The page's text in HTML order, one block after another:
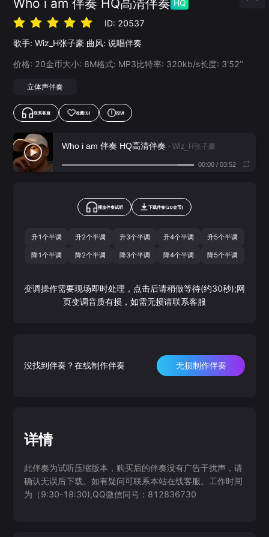
Who i am 伴奏 HQ高清伴奏 HQ
ID: 20537
歌手: Wiz_H张子豪 曲风: 说唱伴奏
价格: 20金币大小: 8M格式: MP3比特率: 320kb/s长度: 3‘52’‘
立体声伴奏
联系客服 收藏(6) 投诉
Who i am 伴奏 HQ高清伴奏 - Wiz_H张子豪
00:00/ 03:52
播放伴奏试听 下载伴奏(20金币)
升1个半调 升2个半调 升3个半调 升4个半调 升5个半调
降1个半调 降2个半调 降3个半调 降4个半调 降5个半调
变调操作需要现场即时处理，点击后请稍做等待(约30秒);网
页变调音质有损，如需无损请联系客服
没找到伴奏？在线制作伴奏 无损制作伴奏
详情
此伴奏为试听压缩版本，购买后的伴奏没有广告干扰声，请
确认无误后下载。如有疑问可联系本站在线客服。工作时间
为（9:30-18:30),QQ微信同号：812836730